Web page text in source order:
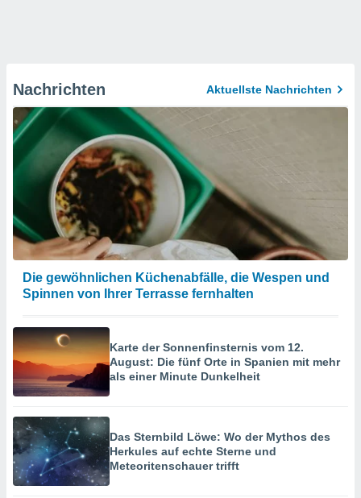
Nachrichten Aktuellste Nachrichten
Die gewöhnlichen Küchenabfälle, die Wespen und
Spinnen von Ihrer Terrasse fernhalten
Karte der Sonnenfinsternis vom 12.
August: Die fünf Orte in Spanien mit mehr
als einer Minute Dunkelheit
Das Sternbild Löwe: Wo der Mythos des
Herkules auf echte Sterne und
Meteoritenschauer trifft